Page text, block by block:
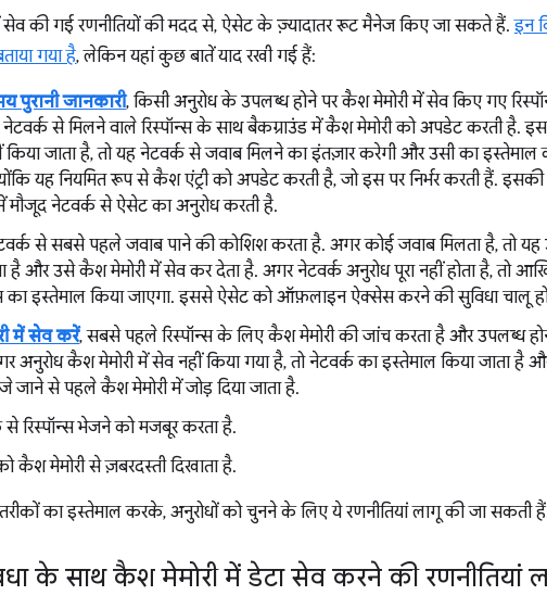
की गई रणनीतियों की मदद से, ऐसेट के ज़्यादातर रूट मैनेज किए जा सकते हैं.इन
गया है, लेकिन यहां कुछ बातें याद रखी गई हैं:
पुरानी जानकारी, किसी अनुरोध के उपलब्ध होने पर कैश मेमोरी में सेव किए गए
नेटवर्क से मिलने वाले रिस्पॉन्स के साथ बैकग्राउंड में कैश मेमोरी को अपडेट करती है.
किया जाता है, तो यह नेटवर्क से जवाब मिलने का इंतज़ार करेगी और उसी का
यह नियमित रूप से कैश एंट्री को अपडेट करती है, जो इस पर निर्भर करती हैं.
मौजूद नेटवर्क से ऐसेट का अनुरोध करती है.
से सबसे पहले जवाब पाने की कोशिश करता है. अगर कोई जवाब मिलता है, तो
है और उसे कैश मेमोरी में सेव कर देता है. अगर नेटवर्क अनुरोध पूरा नहीं होता है, तो
का इस्तेमाल किया जाएगा. इससे ऐसेट को ऑफ़लाइन ऐक्सेस करने की सुविधा चालू
में सेव करें, सबसे पहले रिस्पॉन्स के लिए कैश मेमोरी की जांच करता है और उपलब्ध
अनुरोध कैश मेमोरी में सेव नहीं किया गया है, तो नेटवर्क का इस्तेमाल किया जाता है
जाने से पहले कैश मेमोरी में जोड़ दिया जाता है.
से रिस्पॉन्स भेजने को मजबूर करता है.
कैश मेमोरी से ज़बरदस्ती दिखाता है.
का इस्तेमाल करके, अनुरोधों को चुनने के लिए ये रणनीतियां लागू की जा सकती
के साथ कैश मेमोरी में डेटा सेव करने की रणनीतियां